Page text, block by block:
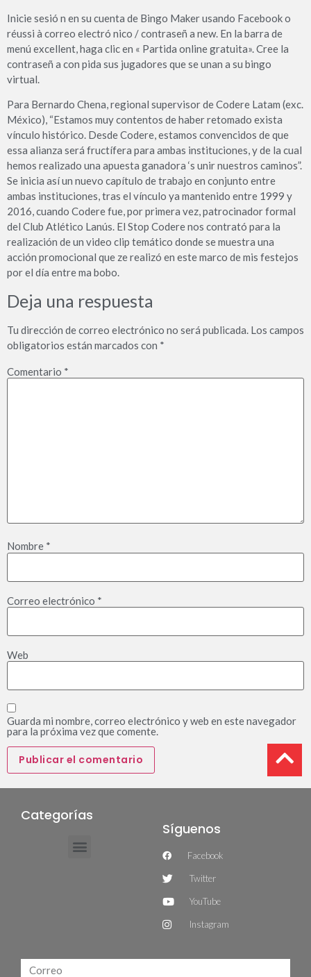
Inicie sesió n en su cuenta de Bingo Maker usando Facebook o
réussi à correo electró nico / contraseñ a new. En la barra de
menú excellent, haga clic en « Partida online gratuita». Cree la
contraseñ a con pida sus jugadores que se unan a su bingo
virtual.
Para Bernardo Chena, regional supervisor de Codere Latam (exc.
México), “Estamos muy contentos de haber retomado exista
vínculo histórico. Desde Codere, estamos convencidos de que
essa alianza será fructífera para ambas instituciones, y de la cual
hemos realizado una apuesta ganadora ‘s unir nuestros caminos”.
Se inicia así un nuevo capítulo de trabajo en conjunto entre
ambas instituciones, tras el vínculo ya mantenido entre 1999 y
2016, cuando Codere fue, por primera vez, patrocinador formal
del Club Atlético Lanús. El Stop Codere nos contrató para la
realización de un video clip temático donde se muestra una
acción promocional que ze realizó en este marco de mis festejos
por el día entre ma bobo.
Deja una respuesta
Tu dirección de correo electrónico no será publicada. Los campos
obligatorios están marcados con *
Comentario *
Nombre *
Correo electrónico *
Web
Guarda mi nombre, correo electrónico y web en este navegador
para la próxima vez que comente.
Categorías
Síguenos
Facebook
Twitter
YouTube
Instagram